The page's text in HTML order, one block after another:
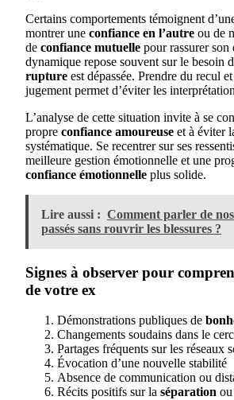
Certains comportements témoignent
montrer une confiance en l’autre ou de
de confiance mutuelle pour rassurer son
dynamique repose souvent sur le besoin
rupture est dépassée. Prendre du recul
jugement permet d’éviter les
L’analyse de cette situation invite à se
propre confiance amoureuse et à éviter
systématique. Se recentrer sur ses
meilleure gestion émotionnelle et une
confiance émotionnelle plus solide.
Lire aussi : Comment parler de
passés sans rouvrir les blessures ?
Signes à observer pour
de votre ex
Démonstrations publiques de
Changements soudains dans le
Partages fréquents sur les réseaux
Évocation d’une nouvelle stabilité
Absence de communication ou
Récits positifs sur la séparation